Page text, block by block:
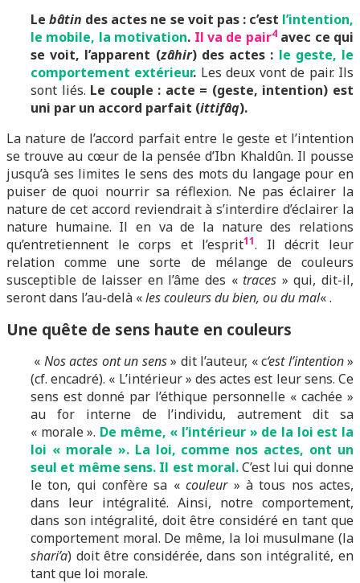
Lebâtin des actes ne se voit pas : c’est l’intention,
le mobile, la motivation. Il va de pair4avec ce qui
se voit, l’apparent (zâhir) des actes : le geste, le
comportement extérieur. Les deux vont de pair. Ils
sont liés. Le couple : acte = (geste, intention) est
uni par un accord parfait (ittifâq).
La nature de l’accord parfait entre le geste et l’intention
se trouve au cœur de la pensée d’Ibn Khaldûn. Il pousse
jusqu’à ses limites le sens des mots du langage pour en
puiser de quoi nourrir sa réflexion. Ne pas éclairer la
nature de cet accord reviendrait à s’interdire d’éclairer la
nature humaine. Il en va de la nature des relations
qu’entretiennent le corps et l’esprit11. Il décrit leur
relation comme une sorte de mélange de couleurs
susceptible de laisser en l’âme des « traces » qui, dit-il,
seront dans l’au-delà «les couleurs du bien, ou du mal« .
Une quête de sens haute en couleurs
« Nos actes ont un sens» dit l’auteur, « c‘est l’intention»
(cf. encadré). « L’intérieur » des actes est leur sens. Ce
sens est donné par l’éthique personnelle « cachée »
au for interne de l’individu, autrement dit sa
« morale ». De même, « l’intérieur » de la loi est la
loi « morale ». La loi, comme nos actes, ont un
seul et même sens. Il est moral.C’est lui qui donne
le ton, qui confère sa «couleur» à tous nos actes,
dans leur intégralité. Ainsi, notre comportement,
dans son intégralité, doit être considéré en tant que
comportement moral. De même, la loi musulmane (la
shari’a) doit être considérée, dans son intégralité, en
tant que loi morale.